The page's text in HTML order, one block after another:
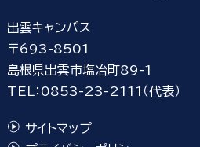
出雲キャンパス
〒693-8501
島根県出雲市塩冶町89-1
TEL：0853-23-2111（代表）
サイトマップ